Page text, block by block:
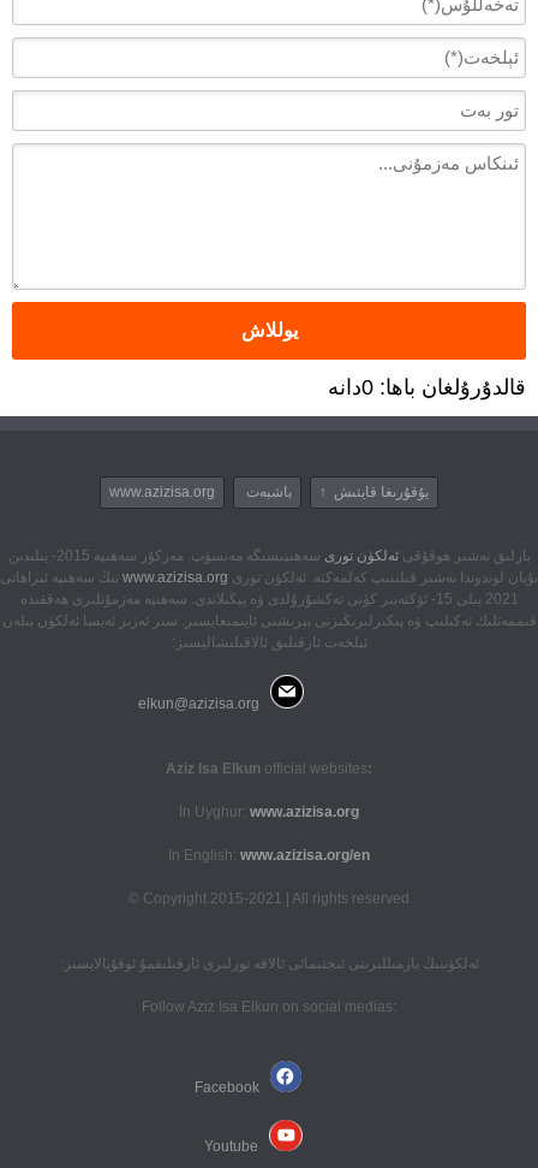
قالدۇرۇلغان باھا: 0دانە
يۇقۇرىغا قايتىش ↑ باشبەت www.azizisa.org
بارلىق نەشىر ھوقۇقىئەلكۈن تورى
سەھىپىسىگە مەنسۈپ. مەزكۇر سەھىپە 2015- يىلىدىن
بۇيان لوندوندا نەشىر قىلىنىپ كەلمەكتە. ئەلكۈن تورى www.azizisa.org نىڭ سەھىپە ئىزاھاتى
2021 يىلى 15- ئۆكتەبىر كۈنى تەكشۇرۇلدى ۋە يېڭىلاندى. سەھىپە مەزمۇنلىرى ھەققىدە
قىممەتلىك تەكىلىپ ۋە پىكىرلىرىڭىزنى بېرىشنى ئايىمىغايسىز. سىز ئەزىز ئەيسا ئەلكۈن بىلەن
ئېلخەت ئارقىلىق ئالاقىلىشاليسىز:
:Aziz Isa Elkun
official websites
In Uyghur: www.azizisa.org
In English: www.azizisa.org/en
Copyright 2015-2021 | All rights reserved ©
ئەلكۈننىڭ يازمىللىرىنى ئىجتىمائى ئالاقە تورلىرى ئارقىلىقمۇ ئوقۇيالايسىز:
:Follow Aziz Isa Elkun on social medias